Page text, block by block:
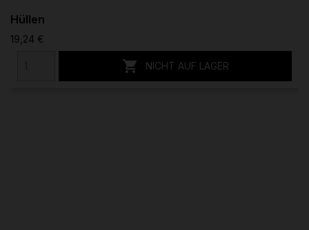
Hüllen
19,24 €
 NICHT AUF LAGER